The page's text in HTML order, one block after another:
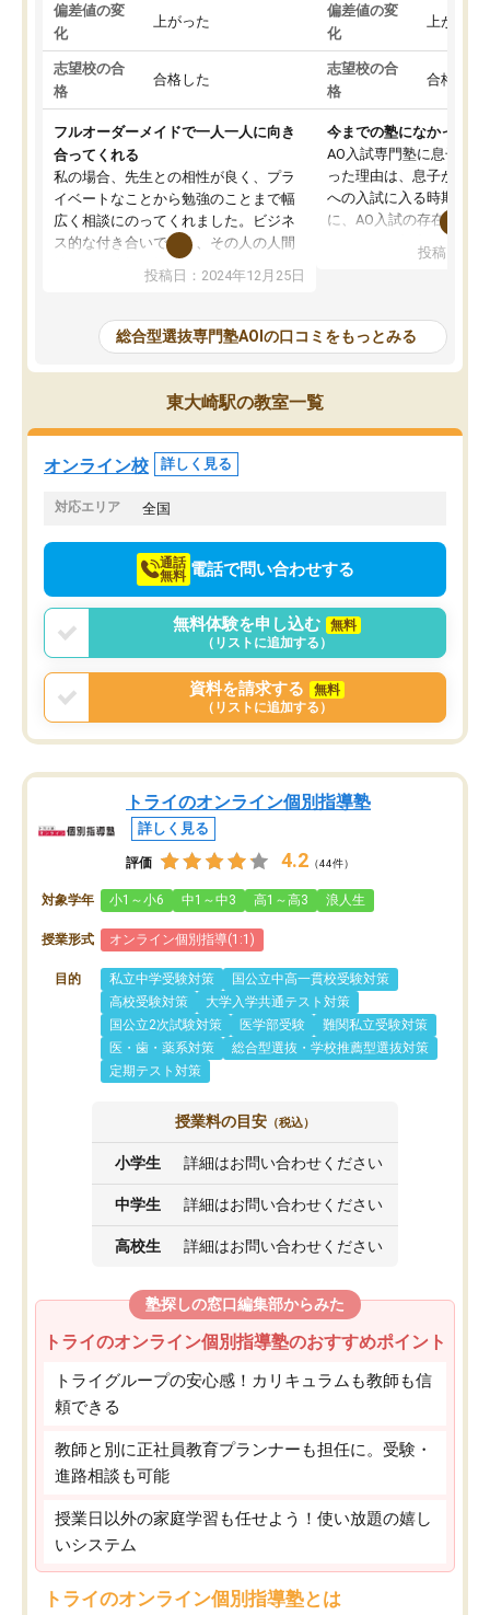
偏差値の変
化
上がった
志望校の合
格
合格した
フルオーダーメイドで一人一人に向き
合ってくれる
私の場合、先生との相性が良く、プラ
イベートなことから勉強のことまで幅
広く相談にのってくれました。ビジネ
ス的な付き合いでなく、その人の人間
性までを適切に把握し、むきあってい
るなぁと強く感じることできました。
と相談すると、他の先生も紹介してく
ださり、客観的なアドバイスもいただ
くことができました（志望理由・自己
PR等の添削において）。そして、なに
より自習室が解放されている点がよか
ったです。友達と好きな時間に自習
し、お互いを高めあえる環境がありま
投稿日：2024年12月25日
偏差値の変
化
上がった
志望校の合
格
合格した
今までの塾になかった
AO入試専門塾に息子を
った理由は、息子が高校
への入試に入る時期に差
に、AO入試の存在を息
たことから、AOIに入塾
で、AO入試を改めて知
それに対しての具体的な
ことでした。更に子供の
けてらっしゃいますので
投稿日：
総合型選抜専門塾AOIの口コミをもっとみる
東大崎駅の教室一覧
オンライン校 詳しく見る
対応エリア 全国
通話
無料 電話で問い合わせする
無料体験を申し込む
無料
（リストに追加する）
資料を請求する
無料
（リストに追加する）
トライのオンライン個別指導塾
詳しく見る
評価 4.2 （44件）
対象学年 小1～小6 中1～中3 高1～高3 浪人生
授業形式 オンライン個別指導(1:1)
目的 私立中学受験対策
国公立中高一貫校受験対策
高校受験対策
大学入学共通テスト対策
国公立2次試験対策
医学部受験
難関私立受験対策
医・歯・薬系対策
総合型選抜・学校推薦型選抜対策
定期テスト対策
授業料の目安 （税込）
小学生 詳細はお問い合わせください
中学生 詳細はお問い合わせください
高校生 詳細はお問い合わせください
塾探しの窓口編集部からみた
トライのオンライン個別指導塾のおすすめポイント
トライグループの安心感！カリキュラムも教師も信
頼できる
教師と別に正社員教育プランナーも担任に。受験・
進路相談も可能
授業日以外の家庭学習も任せよう！使い放題の嬉し
いシステム
トライのオンライン個別指導塾とは